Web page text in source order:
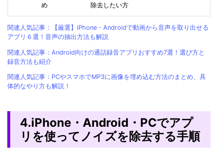
め
除去したい方
関連人気記事：【厳選】iPhone・Androidで動画から音声を取り出せる
アプリ６選！音声の抽出方法も解説
関連人気記事：Android向けの通話録音アプリおすすめ7選！選び方と
録音方法も紹介
関連人気記事：PCやスマホでMP3に画像を埋め込む方法のまとめ、具
体的なやり方も解説！
4.iPhone・Android・PCでアプ
リを使ってノイズを除去する手順